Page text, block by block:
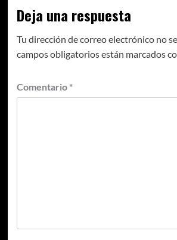
Deja una respuesta
Tu dirección de correo electrónico no
campos obligatorios están marcados
Comentario *